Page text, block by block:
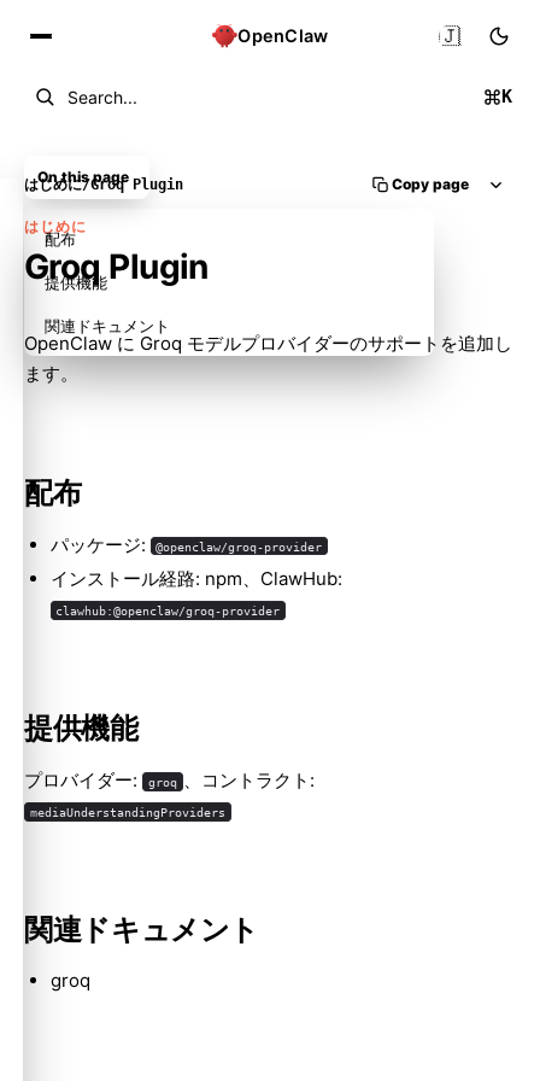
OpenClaw
Search... K
🇯🇵
はじめに/Groq Plugin Copy page
はじめに
Groq Plugin
OpenClaw に Groq モデルプロバイダーのサポートを追加し
ます。
配布
パッケージ: @openclaw/groq-provider
インストール経路: npm、ClawHub:
clawhub:@openclaw/groq-provider
提供機能
プロバイダー: groq 、コントラクト:
mediaUnderstandingProviders
関連ドキュメント
groq
On this page
配布
提供機能
関連ドキュメント
Molty